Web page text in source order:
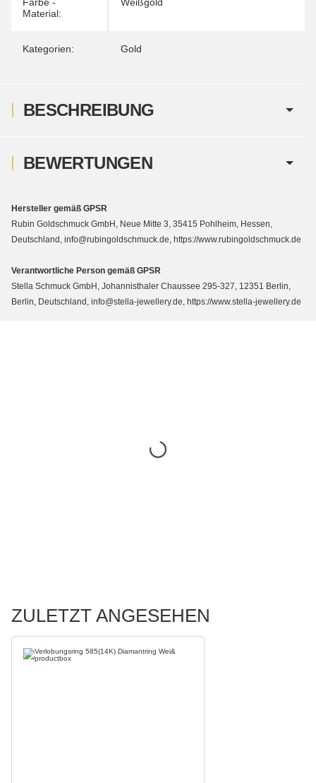
Material:
Kategorien: Gold
BESCHREIBUNG
BEWERTUNGEN
Hersteller gemäß GPSR
Rubin Goldschmuck GmbH, Neue Mitte 3, 35415 Pohlheim, Hessen,
Deutschland, info@rubingoldschmuck.de, https://www.rubingoldschmuck.de
Verantwortliche Person gemäß GPSR
Stella Schmuck GmbH, Johannisthaler Chaussee 295-327, 12351 Berlin,
Berlin, Deutschland, info@stella-jewellery.de, https://www.stella-jewellery.de
ZULETZT ANGESEHEN